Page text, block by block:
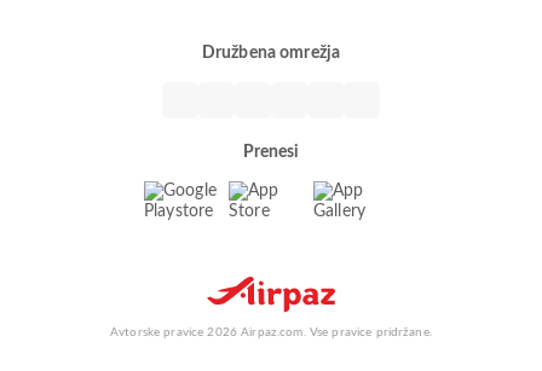
Družbena omrežja
Prenesi
Avtorske pravice 2026 Airpaz.com. Vse pravice pridržane.